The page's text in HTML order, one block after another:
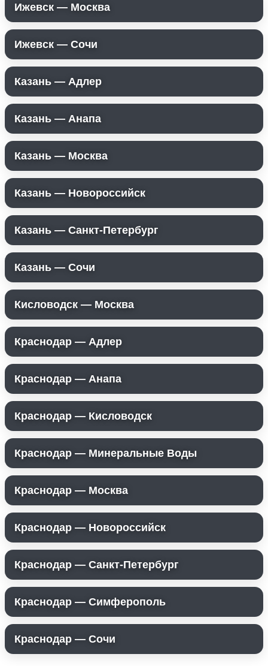
Ижевск — Москва
Ижевск — Сочи
Казань — Адлер
Казань — Анапа
Казань — Москва
Казань — Новороссийск
Казань — Санкт-Петербург
Казань — Сочи
Кисловодск — Москва
Краснодар — Адлер
Краснодар — Анапа
Краснодар — Кисловодск
Краснодар — Минеральные Воды
Краснодар — Москва
Краснодар — Новороссийск
Краснодар — Санкт-Петербург
Краснодар — Симферополь
Краснодар — Сочи